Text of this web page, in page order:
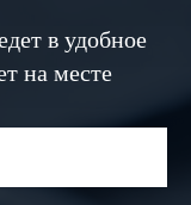
в удобное
на месте